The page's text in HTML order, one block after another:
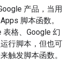
产品，当用
脚本函数。
表格、Google 幻
行脚本，但也可
触发脚本函数。